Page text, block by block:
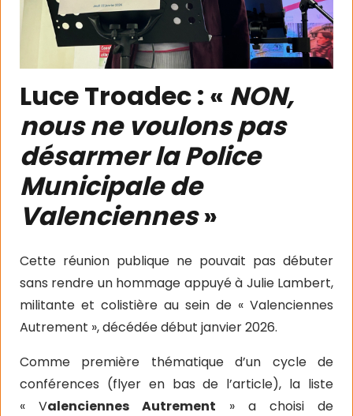
Luce Troadec : « NON,
nous ne voulons pas
désarmer la Police
Municipale de
Valenciennes»
Cette réunion publique ne pouvait pas débuter
sans rendre un hommage appuyé à Julie Lambert,
militante et colistière au sein de « Valenciennes
Autrement », décédée début janvier 2026.
Comme première thématique d’un cycle de
conférences (flyer en bas de l’article), la liste
« Valenciennes Autrement » a choisi de